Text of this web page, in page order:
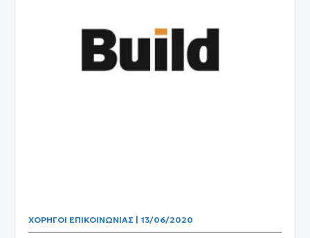
ΧΟΡΗΓΟΊ ΕΠΙΚΟΙΝΩΝΊΑΣ | 13/06/2020